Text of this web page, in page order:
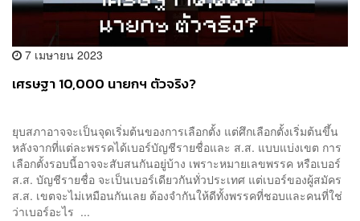
7 เมษายน 2023
เศรษฐา 10,000 นายกฯ ตัวจริง?
ยุบสภาอาจจะเป็นจุดเริ่มต้นของการเลือกตั้ง แต่ศึกเลือกตั้งเริ่มต้นขึ้น
หลังจากที่แต่ละพรรคได้เบอร์บัญชีรายชื่อและ ส.ส. แบบแบ่งเขต การ
เลือกตั้งรอบนี้อาจจะสับสนกันอยู่บ้าง เพราะหมายเลขพรรค หรือเบอร์
ส.ส. บัญชีรายชื่อ จะเป็นเบอร์เดียวกันทั่วประเทศ แต่เบอร์ของผู้สมัคร
ส.ส. เขตจะไม่เหมือนกันเลย ต้องจำกันให้ดีทั้งพรรคที่ชอบและคนที่ใช่
ว่าเบอร์อะไร ...